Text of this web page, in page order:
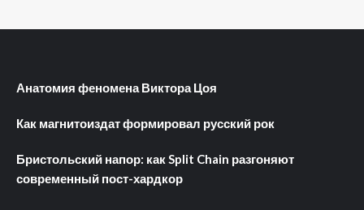
Анатомия феномена Виктора Цоя
Как магнитоиздат формировал русский рок
Бристольский напор: как Split Chain разгоняют
современный пост-хардкор